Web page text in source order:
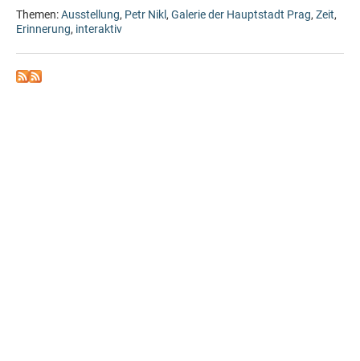
Themen:Ausstellung, Petr Nikl, Galerie der Hauptstadt Prag, Zeit,
Erinnerung, interaktiv